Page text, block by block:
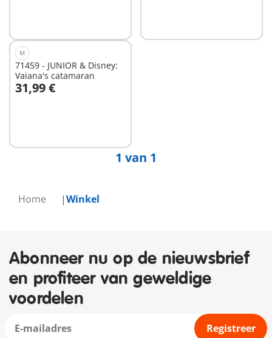
Home Winkel
M
71459 - JUNIOR & Disney:
Vaiana's catamaran
31,99 €
In winkelwagen
1 van 1
Abonneer nu op de nieuwsbrief
en profiteer van geweldige
voordelen
Registreer